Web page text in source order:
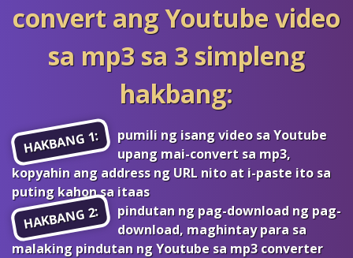
convert ang Youtube video
sa mp3 sa 3 simpleng
hakbang:
HAKBANG 1:
pumili ng isang video sa Youtube
upang mai-convert sa mp3,
kopyahin ang address ng URL nito at i-paste ito sa
puting kahon sa itaas
HAKBANG 2:
pindutan ng pag-download ng pag-
download, maghintay para sa
malaking pindutan ng Youtube sa mp3 converter